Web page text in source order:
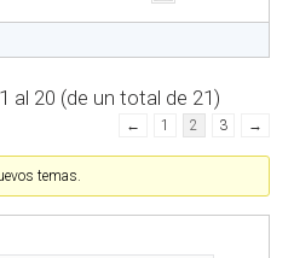
al 20 (de un total de 21)
← 1 2 3 →
temas.